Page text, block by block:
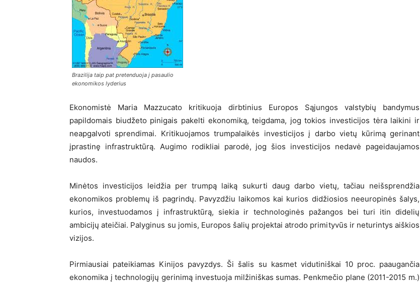
Brazilija taip pat pretenduoja į pasaulio
ekonomikos lyderius
Ekonomistė Maria Mazzucato kritikuoja dirbtinius Europos Sąjungos valstybių bandymus
papildomais biudžeto pinigais pakelti ekonomiką, teigdama, jog tokios investicijos tėra laikini ir
neapgalvoti sprendimai. Kritikuojamos trumpalaikės investicijos į darbo vietų kūrimą gerinant
įprastinę infrastruktūrą. Augimo rodikliai parodė, jog šios investicijos nedavė pageidaujamos
naudos.
Minėtos investicijos leidžia per trumpą laiką sukurti daug darbo vietų, tačiau neišsprendžia
ekonomikos problemų iš pagrindų. Pavyzdžiu laikomos kai kurios didžiosios neeuropinės šalys,
kurios, investuodamos į infrastruktūrą, siekia ir technologinės pažangos bei turi itin didelių
ambicijų ateičiai. Palyginus su jomis, Europos šalių projektai atrodo primityvūs ir neturintys aiškios
vizijos.
Pirmiausiai pateikiamas Kinijos pavyzdys. Ši šalis su kasmet vidutiniškai 10 proc. paaugančia
ekonomika į technologijų gerinimą investuoja milžiniškas sumas. Penkmečio plane (2011-2015 m.)